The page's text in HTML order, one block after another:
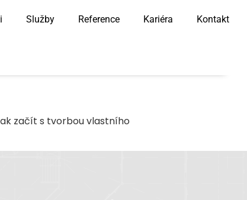
Služby Reference Kariéra Kontakt
začít s tvorbou vlastního